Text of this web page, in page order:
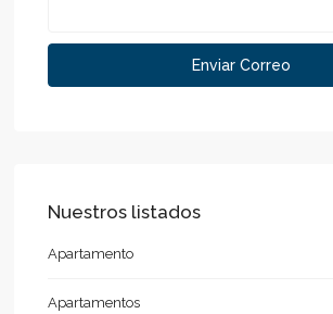
Nuestros listados
Apartamento
Apartamentos